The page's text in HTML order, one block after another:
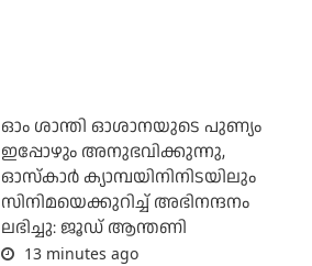
ഓം ശാന്തി ഓശാനയുടെ പുണ്യം
ഇപ്പോഴും അനുഭവിക്കുന്നു,
ഓസ്കാർ ക്യാമ്പയിനിനിടയിലും
സിനിമയെക്കുറിച്ച് അഭിനന്ദനം
ലഭിച്ചു: ജൂഡ് ആന്തണി
13 minutes ago